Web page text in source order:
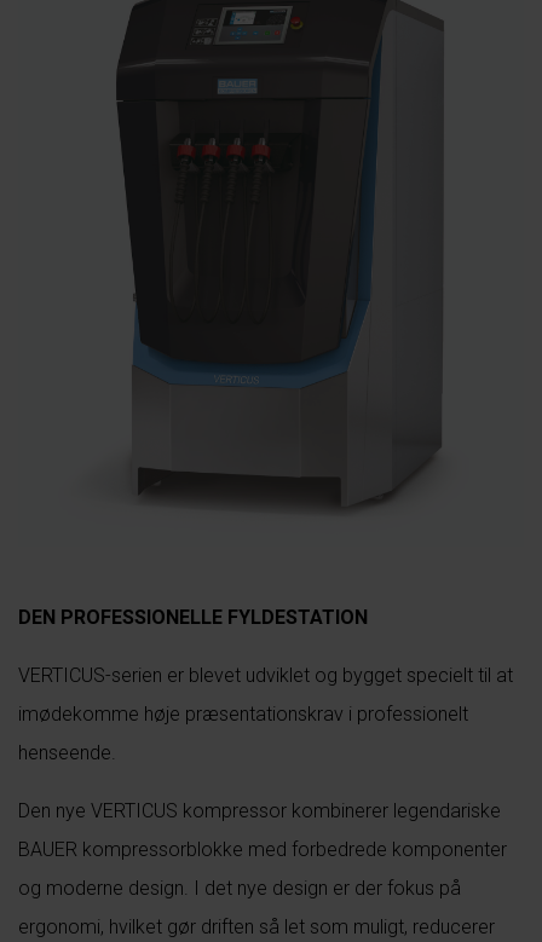
DEN PROFESSIONELLE FYLDESTATION
VERTICUS-serien er blevet udviklet og bygget specielt til at
imødekomme høje præsentationskrav i professionelt
henseende.
Den nye VERTICUS kompressor kombinerer legendariske
BAUER kompressorblokke med forbedrede komponenter
og moderne design. I det nye design er der fokus på
ergonomi, hvilket gør driften så let som muligt, reducerer